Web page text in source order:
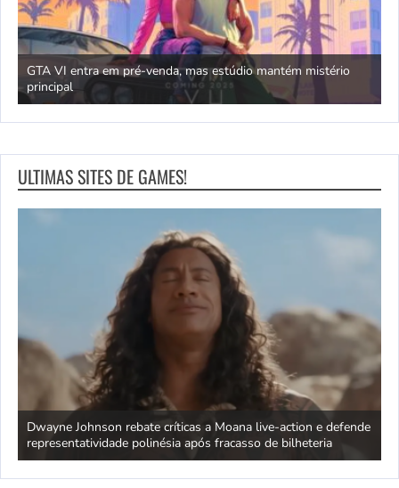
GTA VI entra em pré-venda, mas estúdio mantém mistério
principal
ULTIMAS SITES DE GAMES!
Dwayne Johnson rebate críticas a Moana live-action e defende
representatividade polinésia após fracasso de bilheteria